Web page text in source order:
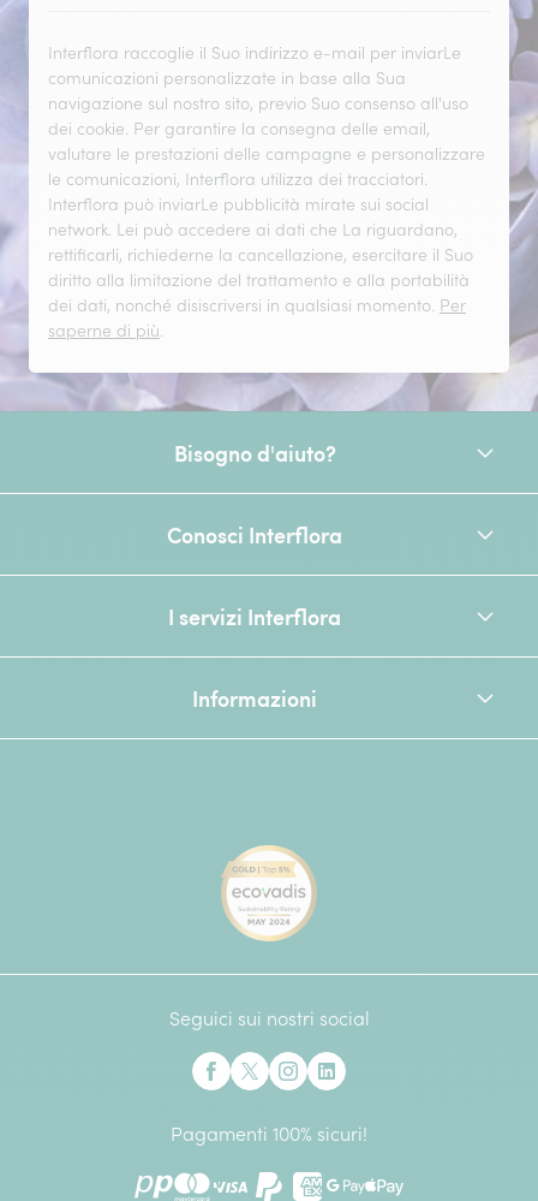
Interflora raccoglie il Suo indirizzo e-mail per inviarLe
comunicazioni personalizzate in base alla Sua
navigazione sul nostro sito, previo Suo consenso all'uso
dei cookie. Per garantire la consegna delle email,
valutare le prestazioni delle campagne e personalizzare
le comunicazioni, Interflora utilizza dei tracciatori.
Interflora può inviarLe pubblicità mirate sui social
network. Lei può accedere ai dati che La riguardano,
rettificarli, richiederne la cancellazione, esercitare il Suo
diritto alla limitazione del trattamento e alla portabilità
dei dati, nonché disiscriversi in qualsiasi momento. Per
saperne di più.
Bisogno d'aiuto?
Conosci Interflora
I servizi Interflora
Informazioni
Seguici sui nostri social
Pagamenti 100% sicuri!
PostePayMastercard PaypalAmerican Express
Google Pay
Apple Pay